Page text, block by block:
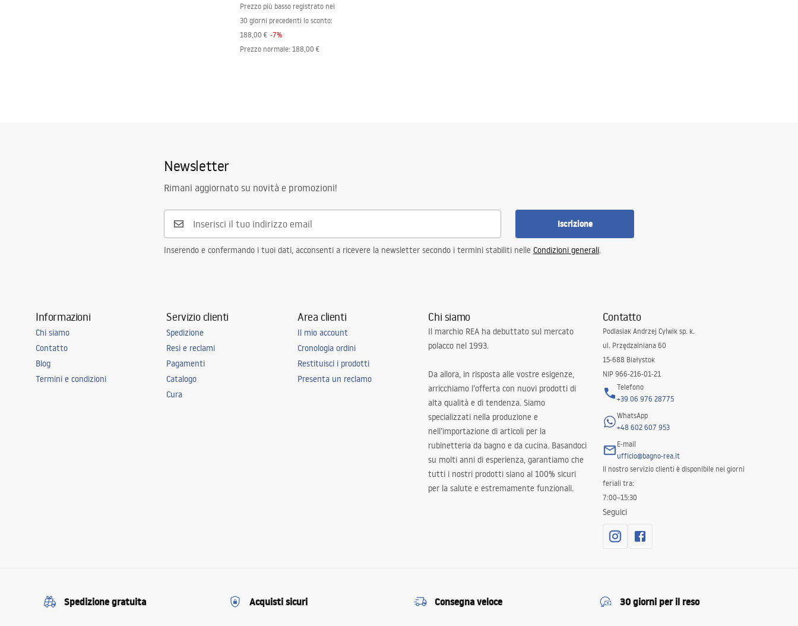
Prezzo più basso registrato nei
30 giorni precedenti lo sconto:
188,00 € -7%
Prezzo normale: 188,00 €
Newsletter
Rimani aggiornato su novità e promozioni!
Iscrizione
Inserendo e confermando i tuoi dati, acconsenti a ricevere la newsletter secondo i termini stabiliti nelle Condizioni generali.
Informazioni
Chi siamo
Contatto
Blog
Termini e condizioni
Servizio clienti
Spedizione
Resi e reclami
Pagamenti
Catalogo
Cura
Area clienti
Il mio account
Cronologia ordini
Restituisci i prodotti
Presenta un reclamo
Chi siamo
Il marchio REA ha debuttato sul mercato
polacco nel 1993.
Da allora, in risposta alle vostre esigenze,
arricchiamo l’offerta con nuovi prodotti di
alta qualità e di tendenza. Siamo
specializzati nella produzione e
nell’importazione di articoli per la
rubinetteria da bagno e da cucina. Basandoci
su molti anni di esperienza, garantiamo che
tutti i nostri prodotti siano al 100% sicuri
per la salute e estremamente funzionali.
Contatto
Podlasiak Andrzej Cylwik sp. k.
ul. Przędzalniana 60
15-688 Białystok
NIP 966-216-01-21
Telefono
+39 06 976 28775
WhatsApp
+48 602 607 953
E-mail
ufficio@bagno-rea.it
Il nostro servizio clienti è disponibile nei giorni
feriali tra:
7:00–15:30
Seguici
Spedizione gratuita Acquisti sicuri Consegna veloce 30 giorni per il reso